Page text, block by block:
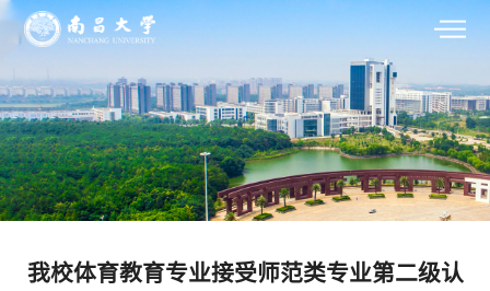
我校体育教育专业接受师范类专业第二级认